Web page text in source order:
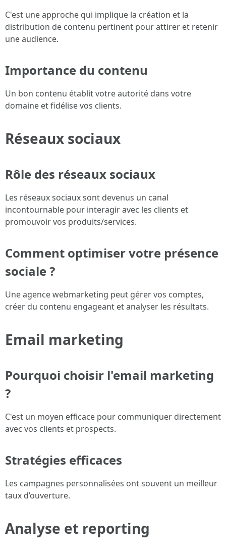
C'est une approche qui implique la création et la
distribution de contenu pertinent pour attirer et retenir
une audience.
Importance du contenu
Un bon contenu établit votre autorité dans votre
domaine et fidélise vos clients.
Réseaux sociaux
Rôle des réseaux sociaux
Les réseaux sociaux sont devenus un canal
incontournable pour interagir avec les clients et
promouvoir vos produits/services.
Comment optimiser votre présence
sociale ?
Une agence webmarketing peut gérer vos comptes,
créer du contenu engageant et analyser les résultats.
Email marketing
Pourquoi choisir l'email marketing
?
C'est un moyen efficace pour communiquer directement
avec vos clients et prospects.
Stratégies efficaces
Les campagnes personnalisées ont souvent un meilleur
taux d’ouverture.
Analyse et reporting